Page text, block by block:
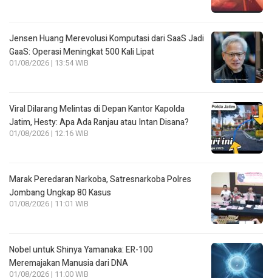
Jensen Huang Merevolusi Komputasi dari SaaS Jadi
GaaS: Operasi Meningkat 500 Kali Lipat
01/08/2026 | 13:54 WIB
Viral Dilarang Melintas di Depan Kantor Kapolda
Jatim, Hesty: Apa Ada Ranjau atau Intan Disana?
01/08/2026 | 12:16 WIB
Marak Peredaran Narkoba, Satresnarkoba Polres
Jombang Ungkap 80 Kasus
01/08/2026 | 11:01 WIB
Nobel untuk Shinya Yamanaka: ER-100
Meremajakan Manusia dari DNA
01/08/2026 | 11:00 WIB